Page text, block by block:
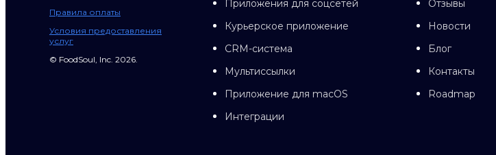
Правила оплаты
Условия предоставления
услуг
© FoodSoul, Inc. 2026.
Приложения для соцсетей
Курьерское приложение
CRM-система
Мультиссылки
Приложение для macOS
Интеграции
Отзывы
Новости
Блог
Контакты
Roadmap